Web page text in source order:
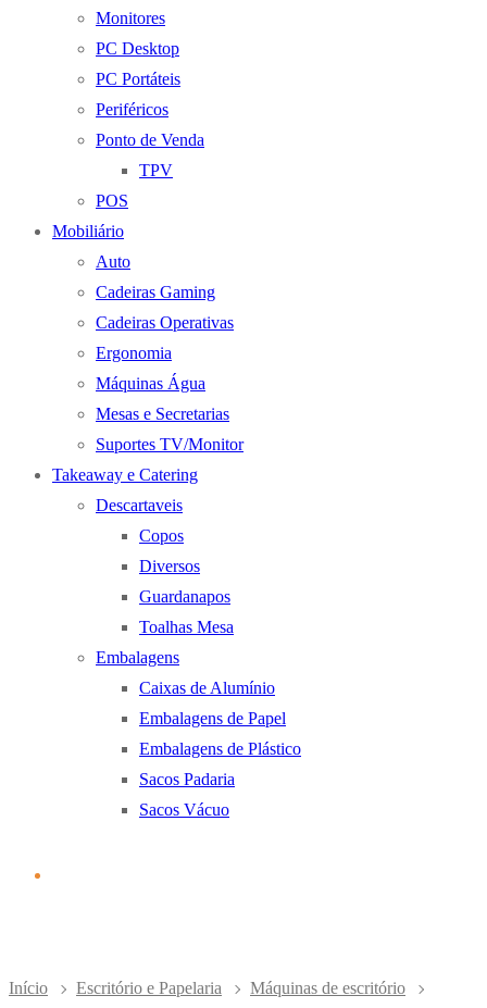
Monitores
PC Desktop
PC Portáteis
Periféricos
Ponto de Venda
TPV
POS
Mobiliário
Auto
Cadeiras Gaming
Cadeiras Operativas
Ergonomia
Máquinas Água
Mesas e Secretarias
Suportes TV/Monitor
Takeaway e Catering
Descartaveis
Copos
Diversos
Guardanapos
Toalhas Mesa
Embalagens
Caixas de Alumínio
Embalagens de Papel
Embalagens de Plástico
Sacos Padaria
Sacos Vácuo
Início Escritório e Papelaria
Máquinas de escritório